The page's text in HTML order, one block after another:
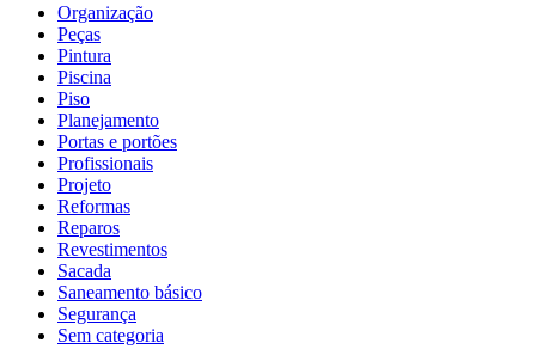
Organização
Peças
Pintura
Piscina
Piso
Planejamento
Portas e portões
Profissionais
Projeto
Reformas
Reparos
Revestimentos
Sacada
Saneamento básico
Segurança
Sem categoria